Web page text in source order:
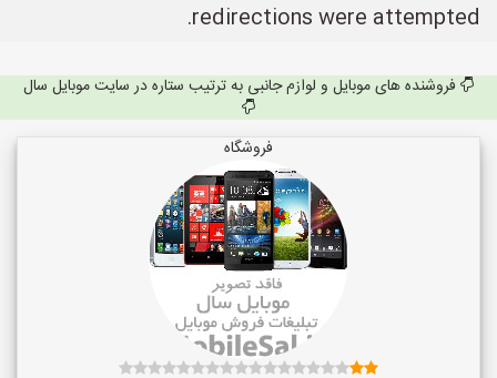
redirections were attempted.
فروشنده های موبایل و لوازم جانبی به ترتیب ستاره در سایت موبایل سال
فروشگاه